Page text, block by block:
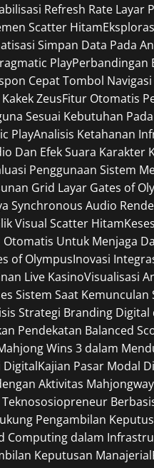
Refresh Rate Layar
Scatter Hitam
Simpan Data Pada
PlayPerbandingan
Cepat Tombol
ZeusFitur Otomatis
Sesuai Kebutuhan
PlayAnalisis Ketahanan
Dan Efek Suara Karakter
Penggunaan Sistem
Grid Layar Gates of
Synchronous Audio
Visual Scatter Hitam
Untuk Menjaga
of OlympusInovasi
Live KasinoVisualisasi
Sistem Saat
Strategi Branding
Pendekatan Balanced
Wins 3 dalam
DigitalKajian Pasar Modal
Aktivitas
Pengambilan
Computing dalam
Keputusan Manajerial